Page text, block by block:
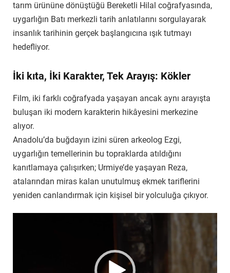
tarım ürününe dönüştüğü Bereketli Hilal coğrafyasında,
uygarlığın Batı merkezli tarih anlatılarını sorgulayarak
insanlık tarihinin gerçek başlangıcına ışık tutmayı
hedefliyor.
İki kıta, İki Karakter, Tek Arayış: Kökler
Film, iki farklı coğrafyada yaşayan ancak aynı arayışta
buluşan iki modern karakterin hikâyesini merkezine
alıyor.
Anadolu’da buğdayın izini süren arkeolog Ezgi,
uygarlığın temellerinin bu topraklarda atıldığını
kanıtlamaya çalışırken; Urmiye’de yaşayan Reza,
atalarından miras kalan unutulmuş ekmek tariflerini
yeniden canlandırmak için kişisel bir yolculuğa çıkıyor.